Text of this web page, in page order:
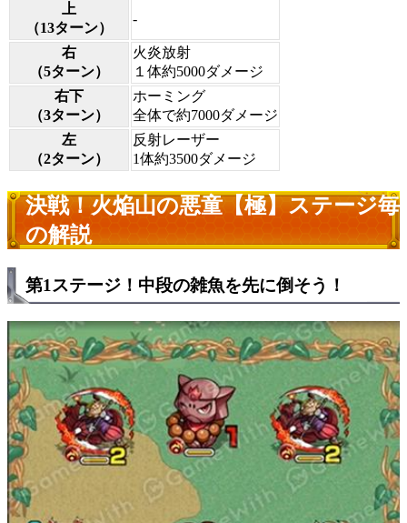
上
（13ターン）
-
右
（5ターン）
火炎放射
１体約5000ダメージ
右下
（3ターン）
ホーミング
全体で約7000ダメージ
左
（2ターン）
反射レーザー
1体約3500ダメージ
決戦！火焔山の悪童【極】ステージ毎
の解説
第1ステージ！中段の雑魚を先に倒そう！